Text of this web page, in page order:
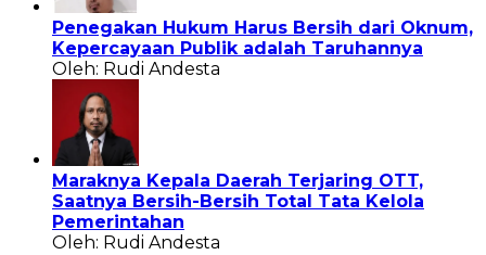
Penegakan Hukum Harus Bersih dari Oknum,
Kepercayaan Publik adalah Taruhannya
Oleh: Rudi Andesta
Maraknya Kepala Daerah Terjaring OTT,
Saatnya Bersih-Bersih Total Tata Kelola
Pemerintahan
Oleh: Rudi Andesta